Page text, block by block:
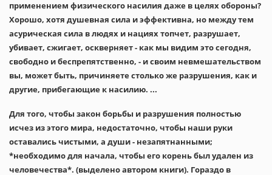
применением физического насилия даже в целях обороны?
Хорошо, хотя душевная сила и эффективна, но между тем
асурическая сила в людях и нациях топчет, разрушает,
убивает, сжигает, оскверняет - как мы видим это сегодня,
свободно и беспрепятственно, - и своим невмешательством
вы, может быть, причиняете столько же разрушения, как и
другие, прибегающие к насилию. ...
Для того, чтобы закон борьбы и разрушения полностью
исчез из этого мира, недостаточно, чтобы наши руки
оставались чистыми, а души - незапятнанными;
*необходимо для начала, чтобы его корень был удален из
человечества*. (выделено автором книги). Гораздо в